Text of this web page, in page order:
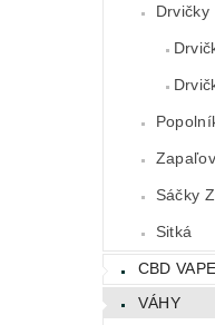
Drvičky
Sáčky
Sitká
CBD VAPE
VÁHY